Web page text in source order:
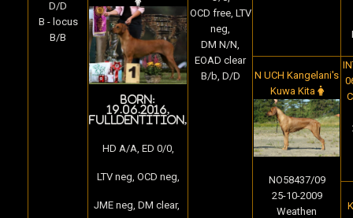
D/D
B - locus
B/B
Born:
19.06.2016,
fulldentition,
HD A/A, ED 0/0,
LTV neg, OCD neg,
JME neg, DM clear,
OCD free, LTV
neg,
DM N/N,
EOAD clear
B/b, D/D
N UCH Kangelani's
Kuwa Kita
NO58437/09
25-10-2009
Weathen